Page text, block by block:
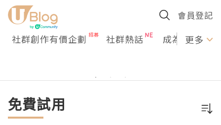
會員登記
社群創作有價企劃 社群熱話 成為U更多
免費試用